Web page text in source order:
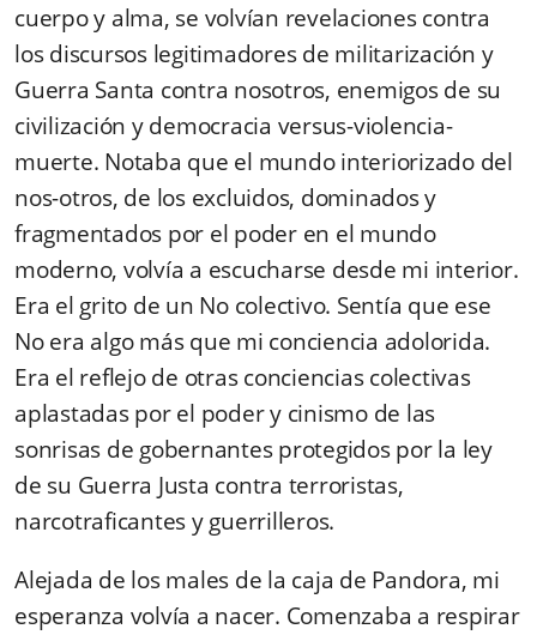
cuerpo y alma, se volvían revelaciones contra
los discursos legitimadores de militarización y
Guerra Santa contra nosotros, enemigos de su
civilización y democracia versus-violencia-
muerte. Notaba que el mundo interiorizado del
nos-otros, de los excluidos, dominados y
fragmentados por el poder en el mundo
moderno, volvía a escucharse desde mi interior.
Era el grito de un No colectivo. Sentía que ese
No era algo más que mi conciencia adolorida.
Era el reflejo de otras conciencias colectivas
aplastadas por el poder y cinismo de las
sonrisas de gobernantes protegidos por la ley
de su Guerra Justa contra terroristas,
narcotraficantes y guerrilleros.
Alejada de los males de la caja de Pandora, mi
esperanza volvía a nacer. Comenzaba a respirar